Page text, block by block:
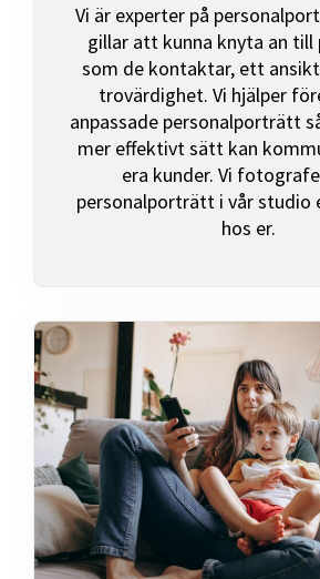
Vi är experter på
gillar att kunna knyta an till
som de kontaktar, ett
trovärdighet. Vi hjälper
anpassade personalporträtt
mer effektivt sätt kan
era kunder. Vi
personalporträtt i vår studio
hos er.